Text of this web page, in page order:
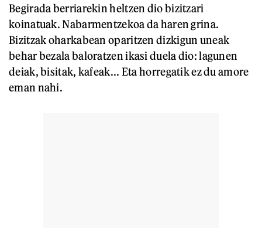
Begirada berriarekin heltzen dio bizitzari
koinatuak. Nabarmentzekoa da haren grina.
Bizitzak oharkabean oparitzen dizkigun uneak
behar bezala baloratzen ikasi duela dio: lagunen
deiak, bisitak, kafeak... Eta horregatik ez du amore
eman nahi.